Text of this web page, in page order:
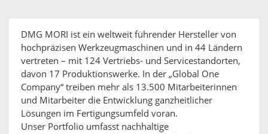
DMG MORI ist ein weltweit führender Hersteller von
hochpräzisen Werkzeugmaschinen und in 44 Ländern
vertreten – mit 124 Vertriebs- und Servicestandorten,
davon 17 Produktionswerke. In der „Global One
Company“ treiben mehr als 13.500 Mitarbeiterinnen
und Mitarbeiter die Entwicklung ganzheitlicher
Lösungen im Fertigungsumfeld voran.
Unser Portfolio umfasst nachhaltige